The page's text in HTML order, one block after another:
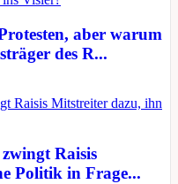
aber warum
des R...
Raisis
Politik in Frage...